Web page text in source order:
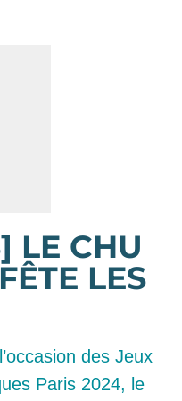
LE CHU
LES
des Jeux
Paris 2024, le